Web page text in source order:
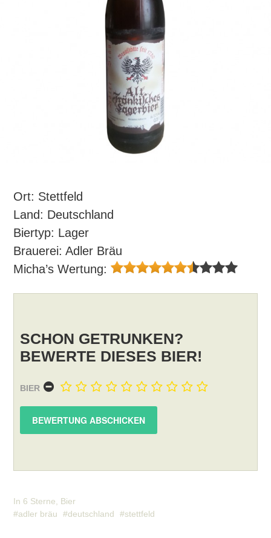
Ort: Stettfeld
Land: Deutschland
Biertyp: Lager
Brauerei: Adler Bräu
Micha’s Wertung:
SCHON GETRUNKEN?
BEWERTE DIESES BIER!
BIER
In 6 Sterne
Bier
adler bräu
deutschland stettfeld